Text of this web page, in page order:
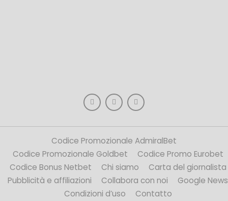
Codice Promozionale AdmiralBet
Codice Promozionale Goldbet
Codice Promo Eurobet
Codice Bonus Netbet
Chi siamo
Carta del giornalista
Pubblicità e affiliazioni
Collabora con noi
Google News
Condizioni d’uso
Contatto